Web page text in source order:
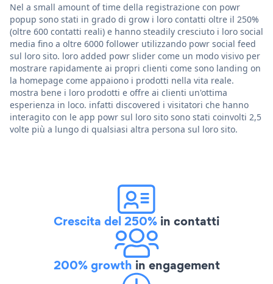
Nel a small amount of time della registrazione con powr
popup sono stati in grado di grow i loro contatti oltre il 250%
(oltre 600 contatti reali) e hanno steadily cresciuto i loro social
media fino a oltre 6000 follower utilizzando powr social feed
sul loro sito. loro added powr slider come un modo visivo per
mostrare rapidamente ai propri clienti come sono landing on
la homepage come appaiono i prodotti nella vita reale.
mostra bene i loro prodotti e offre ai clienti un'ottima
esperienza in loco. infatti discovered i visitatori che hanno
interagito con le app powr sul loro sito sono stati coinvolti 2,5
volte più a lungo di qualsiasi altra persona sul loro sito.
Crescita del 250% in contatti
200% growth in engagement